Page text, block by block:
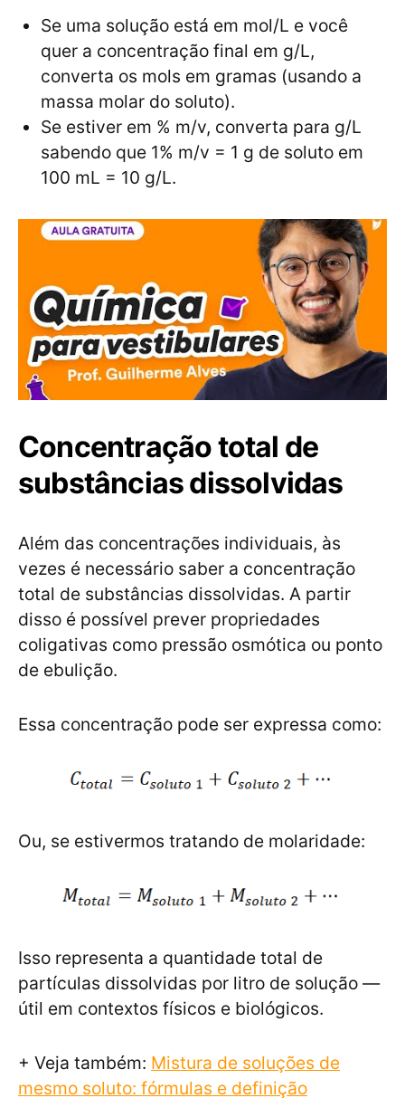
Se uma solução está em mol/L e você
quer a concentração final em g/L,
converta os mols em gramas (usando a
massa molar do soluto).
Se estiver em % m/v, converta para g/L
sabendo que 1% m/v = 1 g de soluto em
100 mL = 10 g/L.
Concentração total de
substâncias dissolvidas
Além das concentrações individuais, às
vezes é necessário saber a concentração
total de substâncias dissolvidas. A partir
disso é possível prever propriedades
coligativas como pressão osmótica ou ponto
de ebulição.
Essa concentração pode ser expressa como:
Ou, se estivermos tratando de molaridade:
Isso representa a quantidade total de
partículas dissolvidas por litro de solução —
útil em contextos físicos e biológicos.
+ Veja também: Mistura de soluções de
mesmo soluto: fórmulas e definição